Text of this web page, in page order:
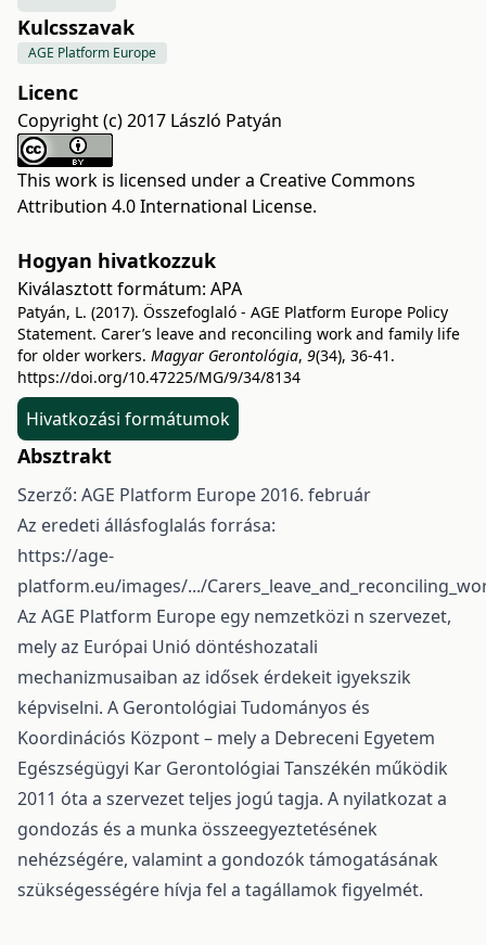
Kulcsszavak
AGE Platform Europe
Licenc
Copyright (c) 2017 László Patyán
This work is licensed under a Creative Commons
Attribution 4.0 International License.
Hogyan hivatkozzuk
Kiválasztott formátum: APA
Patyán, L. (2017). Összefoglaló - AGE Platform Europe Policy
Statement. Carer’s leave and reconciling work and family life
for older workers. Magyar Gerontológia, 9(34), 36-41.
https://doi.org/10.47225/MG/9/34/8134
Hivatkozási formátumok
Absztrakt
Szerző: AGE Platform Europe 2016. február
Az eredeti állásfoglalás forrása:
https://age-
platform.eu/images/.../
Az AGE Platform Europe egy nemzetközi n szervezet,
mely az Európai Unió döntéshozatali
mechanizmusaiban az idősek érdekeit igyekszik
képviselni. A Gerontológiai Tudományos és
Koordinációs Központ – mely a Debreceni Egyetem
Egészségügyi Kar Gerontológiai Tanszékén működik
2011 óta a szervezet teljes jogú tagja. A nyilatkozat a
gondozás és a munka összeegyeztetésének
nehézségére, valamint a gondozók támogatásának
szükségességére hívja fel a tagállamok figyelmét.